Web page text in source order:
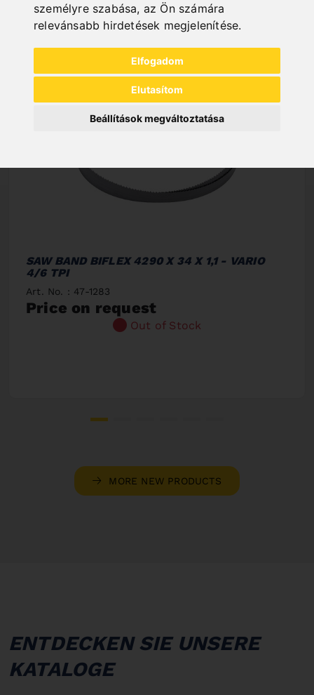
személyre szabása, az Ön számára
relevánsabb hirdetések megjelenítése.
Elfogadom
Elutasítom
Beállítások megváltoztatása
SAW BAND BIFLEX 4290 X 34 X 1,1 - VARIO
4/6 TPI
Art. No. : 47-1283
Price on request
Out of Stock
MORE NEW PRODUCTS
ENTDECKEN SIE UNSERE
KATALOGE